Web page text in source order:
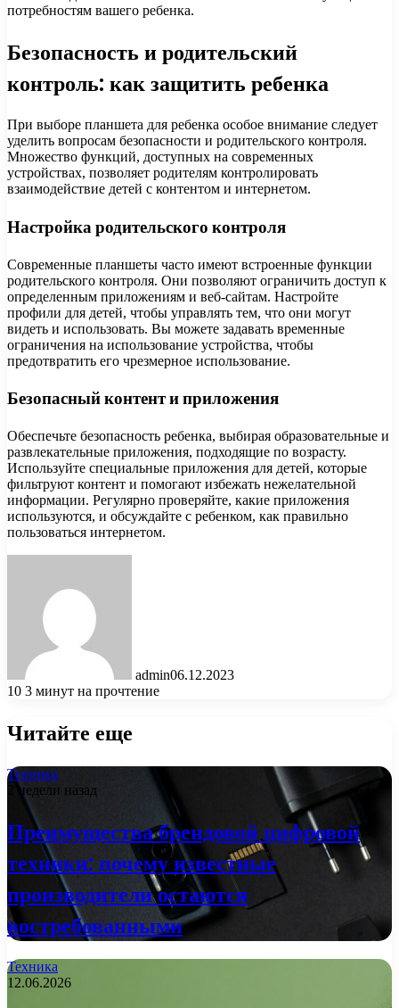
потребностям вашего ребенка.
Безопасность и родительский
контроль: как защитить ребенка
При выборе планшета для ребенка особое внимание следует
уделить вопросам безопасности и родительского контроля.
Множество функций, доступных на современных
устройствах, позволяет родителям контролировать
взаимодействие детей с контентом и интернетом.
Настройка родительского контроля
Современные планшеты часто имеют встроенные функции
родительского контроля. Они позволяют ограничить доступ к
определенным приложениям и веб-сайтам. Настройте
профили для детей, чтобы управлять тем, что они могут
видеть и использовать. Вы можете задавать временные
ограничения на использование устройства, чтобы
предотвратить его чрезмерное использование.
Безопасный контент и приложения
Обеспечьте безопасность ребенка, выбирая образовательные и
развлекательные приложения, подходящие по возрасту.
Используйте специальные приложения для детей, которые
фильтруют контент и помогают избежать нежелательной
информации. Регулярно проверяйте, какие приложения
используются, и обсуждайте с ребенком, как правильно
пользоваться интернетом.
admin06.12.2023
10 3 минут на прочтение
Читайте еще
Техника
2 недели назад
Преимущества брендовой цифровой
техники: почему известные
производители остаются
востребованными
Техника
12.06.2026